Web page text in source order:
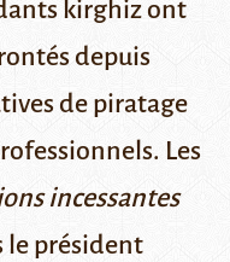
kirghiz ont
depuis
de piratage
Les
incessantes
le président